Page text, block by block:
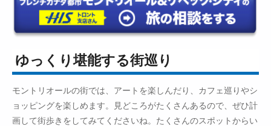
ゆっくり堪能する街巡り
モントリオールの街では、アートを楽しんだり、カフェ巡りやシ
ョッピングを楽しめます。見どころがたくさんあるので、ぜひ計
画して街歩きをしてみてくださいね。たくさんのスポットからい